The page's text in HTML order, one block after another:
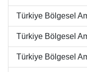
Türkiye Bölgesel
Türkiye Bölgesel
Türkiye Bölgesel